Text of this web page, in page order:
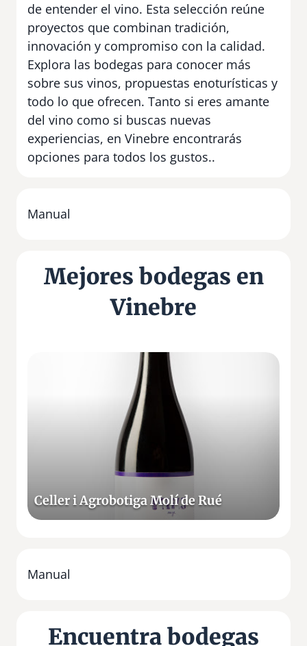
de entender el vino. Esta selección reúne
proyectos que combinan tradición,
innovación y compromiso con la calidad.
Explora las bodegas para conocer más
sobre sus vinos, propuestas enoturísticas y
todo lo que ofrecen. Tanto si eres amante
del vino como si buscas nuevas
experiencias, en Vinebre encontrarás
opciones para todos los gustos..
Manual
Mejores bodegas en
Vinebre
Celler i Agrobotiga Molí de Rué
r
tManual
Encuentra bodegas